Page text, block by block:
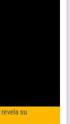
revela su